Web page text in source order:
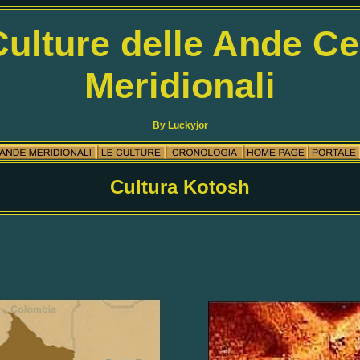
delle Ande
Meridionali
By Luckyjor
Cultura Kotosh